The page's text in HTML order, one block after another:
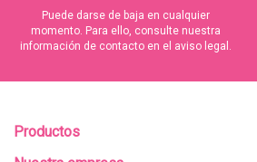
Puede darse de baja en cualquier
momento. Para ello, consulte nuestra
información de contacto en el aviso legal.
Productos